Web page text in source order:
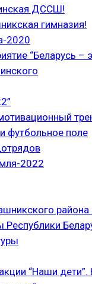
ДССШ!
гимназия!
2020
“Беларусь –
футбольное поле
2022
района
“Наши